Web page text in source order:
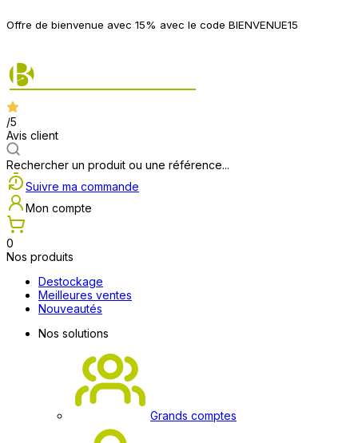
Offre de bienvenue avec 15% avec le code BIENVENUE15
/5
Avis client
Rechercher un produit ou une référence...
Suivre ma commande
Mon compte
0
Nos produits
Destockage
Meilleures ventes
Nouveautés
Nos solutions
Grands comptes